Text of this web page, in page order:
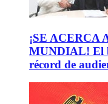
¡SE ACERCA
MUNDIAL! El
récord de